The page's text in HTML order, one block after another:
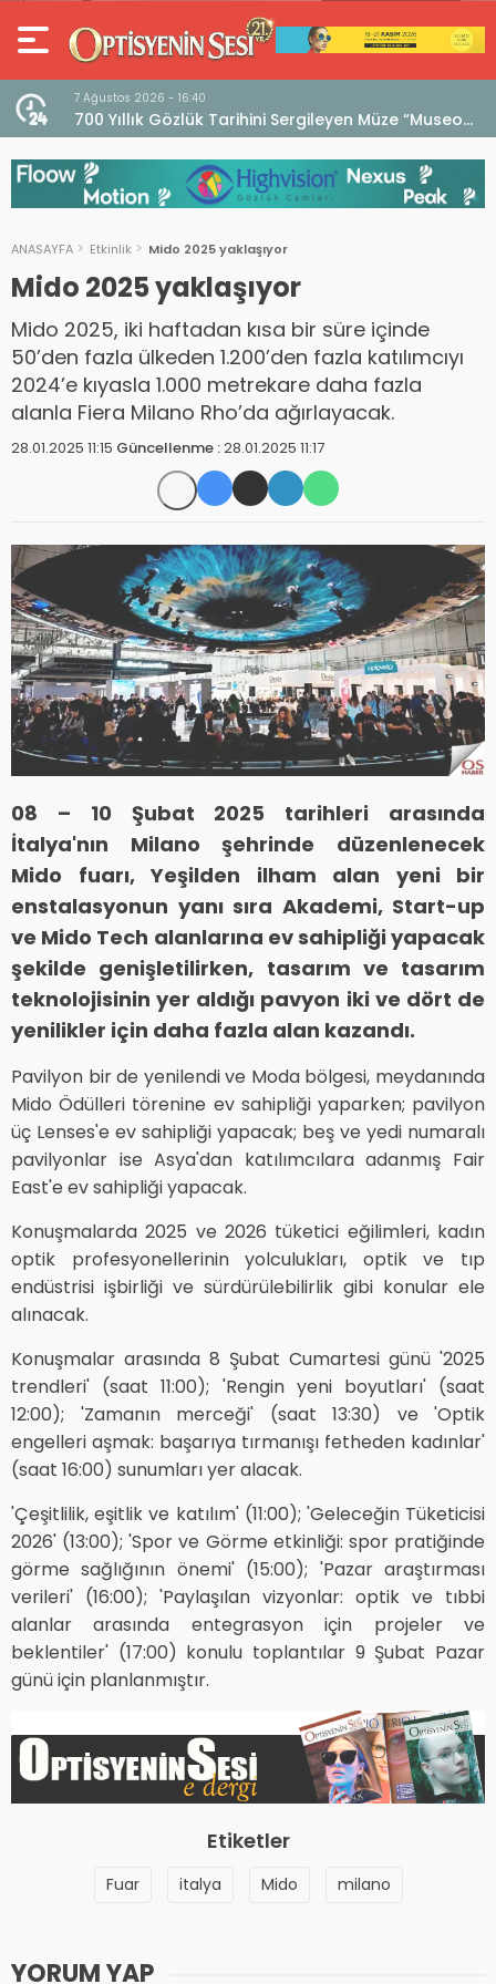
7 Ağustos 2026 - 16:40
700 Yıllık Gözlük Tarihini Sergileyen Müze “Museo
dell’Occhiale”
ANASAYFA Etkinlik Mido 2025 yaklaşıyor
Mido 2025 yaklaşıyor
Mido 2025, iki haftadan kısa bir süre içinde
50’den fazla ülkeden 1.200’den fazla katılımcıyı
2024’e kıyasla 1.000 metrekare daha fazla
alanla Fiera Milano Rho’da ağırlayacak.
28.01.2025 11:15 Güncellenme :28.01.2025 11:17
08 – 10 Şubat 2025 tarihleri arasında
İtalya'nın Milano şehrinde düzenlenecek
Mido fuarı, Yeşilden ilham alan yeni bir
enstalasyonun yanı sıra Akademi, Start-up
ve Mido Tech alanlarına ev sahipliği yapacak
şekilde genişletilirken, tasarım ve tasarım
teknolojisinin yer aldığı pavyon iki ve dört de
yenilikler için daha fazla alan kazandı.
Pavilyon bir de yenilendi ve Moda bölgesi, meydanında
Mido Ödülleri törenine ev sahipliği yaparken; pavilyon
üç Lenses'e ev sahipliği yapacak; beş ve yedi numaralı
pavilyonlar ise Asya'dan katılımcılara adanmış Fair
East'e ev sahipliği yapacak.
Konuşmalarda 2025 ve 2026 tüketici eğilimleri, kadın
optik profesyonellerinin yolculukları, optik ve tıp
endüstrisi işbirliği ve sürdürülebilirlik gibi konular ele
alınacak.
Konuşmalar arasında 8 Şubat Cumartesi günü '2025
trendleri' (saat 11:00); 'Rengin yeni boyutları' (saat
12:00); 'Zamanın merceği' (saat 13:30) ve 'Optik
engelleri aşmak: başarıya tırmanışı fetheden kadınlar'
(saat 16:00) sunumları yer alacak.
'Çeşitlilik, eşitlik ve katılım' (11:00); 'Geleceğin Tüketicisi
2026' (13:00); 'Spor ve Görme etkinliği: spor pratiğinde
görme sağlığının önemi' (15:00); 'Pazar araştırması
verileri' (16:00); 'Paylaşılan vizyonlar: optik ve tıbbi
alanlar arasında entegrasyon için projeler ve
beklentiler' (17:00) konulu toplantılar 9 Şubat Pazar
günü için planlanmıştır.
Etiketler
Fuar italya Mido milano
YORUM YAP